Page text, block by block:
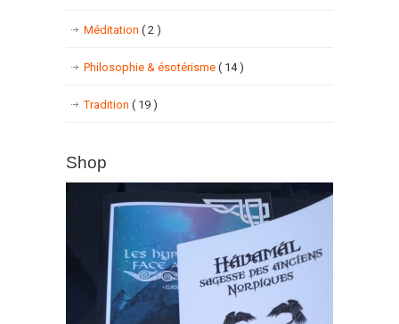
Méditation ( 2 )
Philosophie & ésotérisme ( 14 )
Tradition ( 19 )
Shop